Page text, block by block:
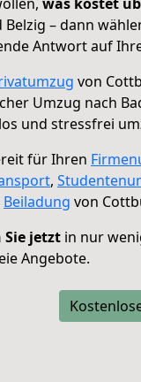
Belzig – dann
Antwort auf
von
Umzug nach
und stressfrei
für Ihren
,
Beiladung von
Sie jetzt in nur
Angebote.